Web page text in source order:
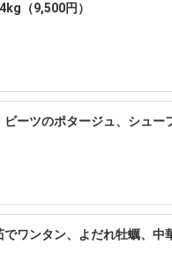
）または4kg（9,500円）
ツのポタージュ、シュー
ンタン、よだれ牡蠣、中